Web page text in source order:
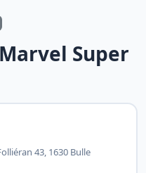
Super
43, 1630 Bulle